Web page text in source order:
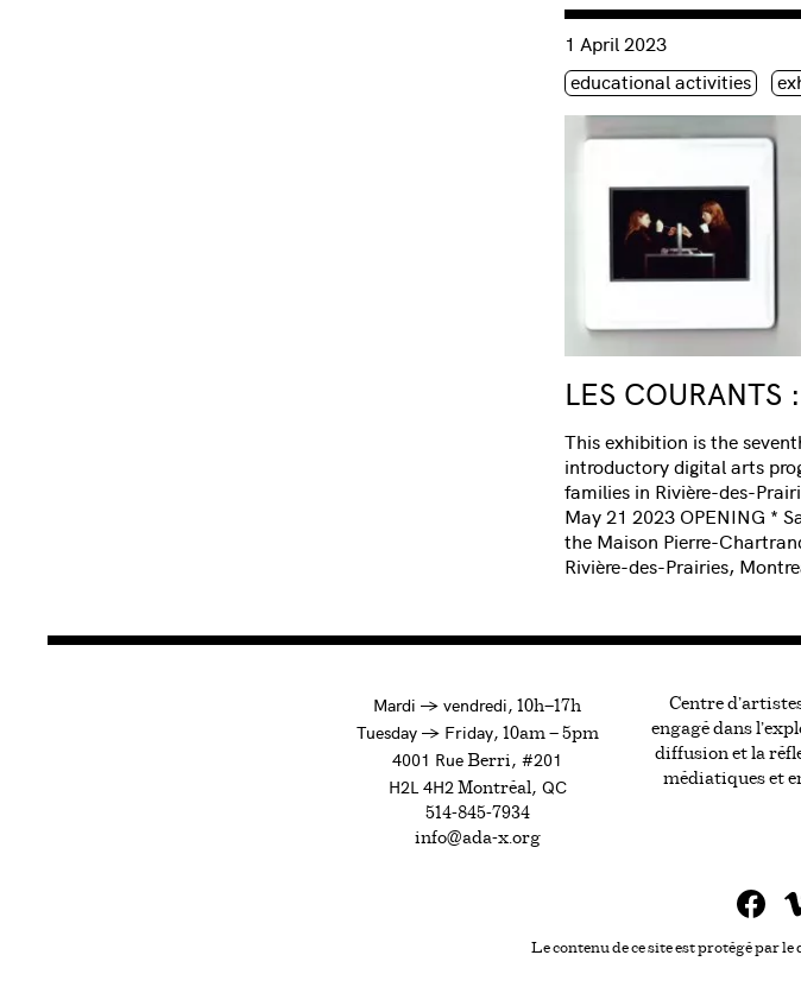
LES
Consulter « LES
1 April 2023
Étiquette(s)
educational activities
This exhibition is the
introductory digital arts
families in Rivière-des-
May 21 2023 OPENING *
the Maison Pierre-
Rivière-des-Prairies,
Mardi →àvendredi, 10h—17h
Tuesday →to
Friday, 10am — 5pm
4001 Rue Berri , #201
H2L 4H2 Montréal , QC
514-845-7934
info@ada-x.org
Centre
engagé dans
diffusion et la
médiatiques et
Le contenu de ce site est protégé par